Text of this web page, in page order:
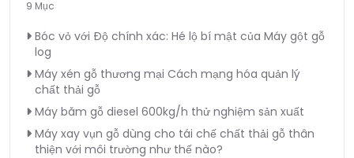
9 Mục
Bóc vỏ với Độ chính xác: Hé lộ bí mật của Máy gột gỗ
log
Máy xén gỗ thương mại Cách mạng hóa quản lý
chất thải gỗ
Máy băm gỗ diesel 600kg/h thử nghiệm sản xuất
Máy xay vụn gỗ dùng cho tái chế chất thải gỗ thân
thiện với môi trường như thế nào?